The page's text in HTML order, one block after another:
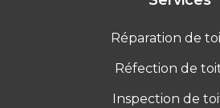
Réparation de
Réfection de
Inspection de